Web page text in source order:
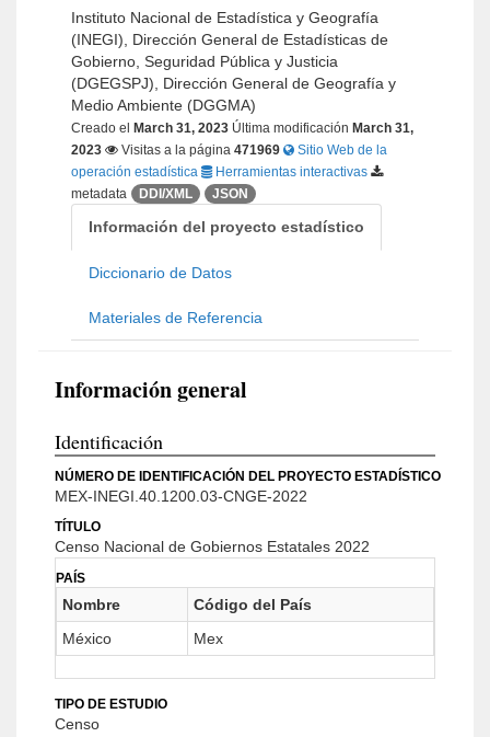
Instituto Nacional de Estadística y Geografía
(INEGI), Dirección General de Estadísticas de
Gobierno, Seguridad Pública y Justicia
(DGEGSPJ), Dirección General de Geografía y
Medio Ambiente (DGGMA)
Creado el March 31, 2023 Última modificación March 31,
2023
Visitas a la página 471969
Sitio Web de la
operación estadística
Herramientas interactivas
metadata
DDI/XML JSON
Información del proyecto estadístico
Diccionario de Datos
Materiales de Referencia
Información general
Identificación
NÚMERO DE IDENTIFICACIÓN DEL PROYECTO ESTADÍSTICO
MEX-INEGI.40.1200.03-CNGE-2022
TÍTULO
Censo Nacional de Gobiernos Estatales 2022
PAÍS
Nombre
Código del País
México
Mex
TIPO DE ESTUDIO
Censo